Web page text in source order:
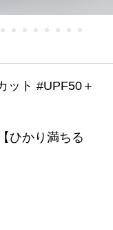
ット #UPF50＋
ひかり満ちる